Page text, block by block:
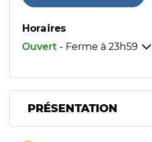
Horaires
Ouvert - Ferme à 23h59
PRÉSENTATION